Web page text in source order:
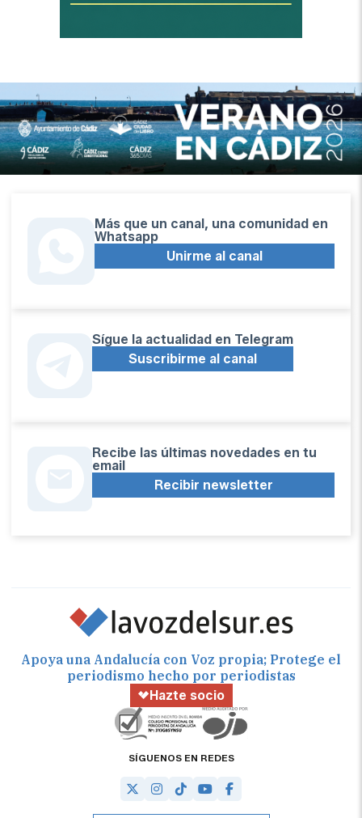
Más que un canal, una comunidad en
Whatsapp
Unirme al canal
Sígue la actualidad en Telegram
Suscribirme al canal
Recibe las últimas novedades en tu
email
Recibir newsletter
Apoya una Andalucía con Voz propia; Protege el
periodismo hecho por periodistas
Hazte socio
SÍGUENOS EN REDES